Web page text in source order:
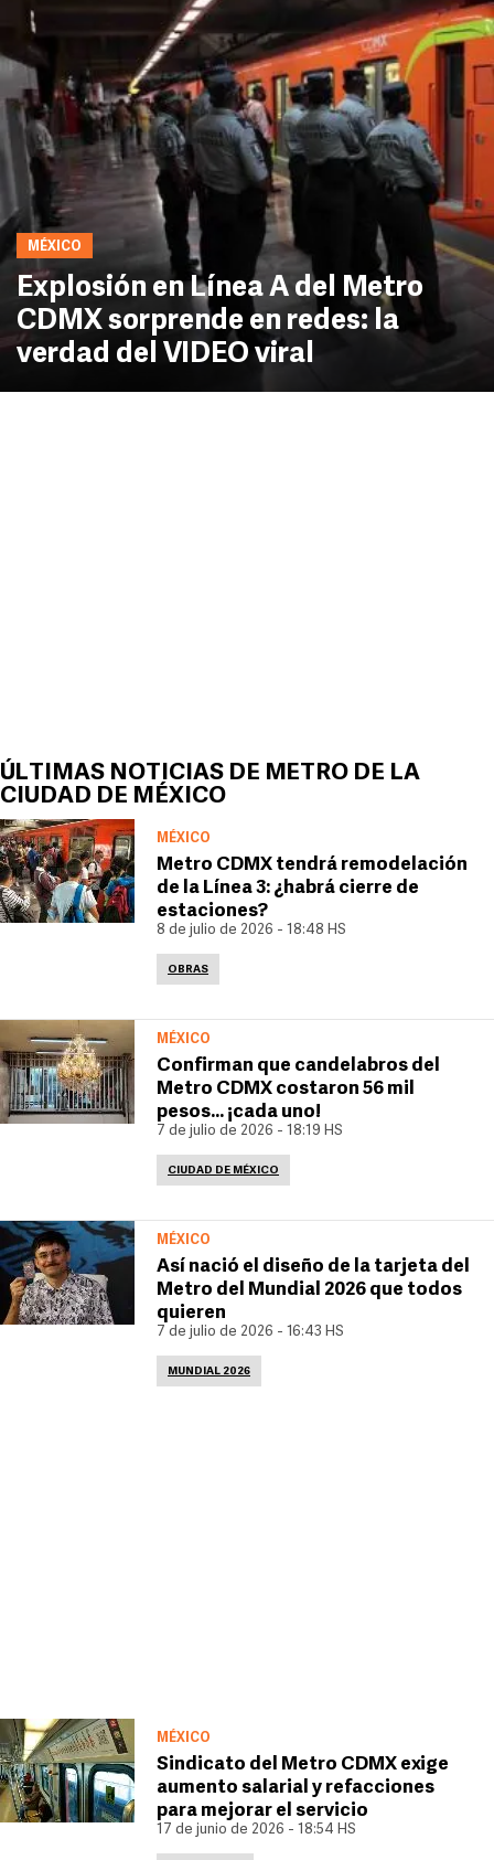
MÉXICO
Explosión en Línea A del Metro
CDMX sorprende en redes: la
verdad del VIDEO viral
ÚLTIMAS NOTICIAS DE METRO DE LA
CIUDAD DE MÉXICO
MÉXICO
Metro CDMX tendrá remodelación
de la Línea 3: ¿habrá cierre de
estaciones?
8 de julio de 2026 - 18:48 HS
OBRAS
MÉXICO
Confirman que candelabros del
Metro CDMX costaron 56 mil
pesos... ¡cada uno!
7 de julio de 2026 - 18:19 HS
CIUDAD DE MÉXICO
MÉXICO
Así nació el diseño de la tarjeta del
Metro del Mundial 2026 que todos
quieren
7 de julio de 2026 - 16:43 HS
MUNDIAL 2026
MÉXICO
Sindicato del Metro CDMX exige
aumento salarial y refacciones
para mejorar el servicio
17 de junio de 2026 - 18:54 HS